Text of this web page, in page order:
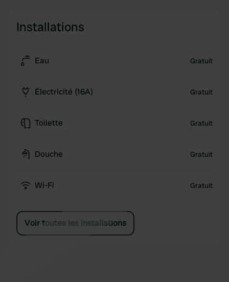
Installations
Eau Gratuit
Électricité (16A) Gratuit
Toilette Gratuit
Douche Gratuit
Wi-Fi Gratuit
Voir toutes les installations